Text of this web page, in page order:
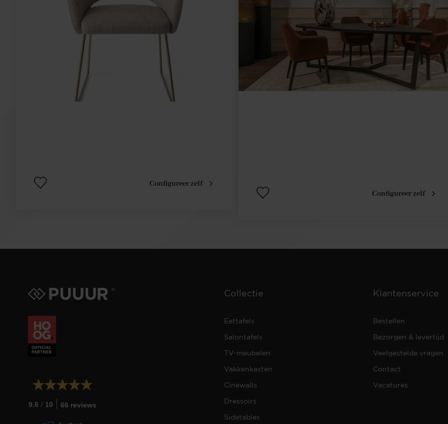
Configureer zelf
Configureer zelf
9.6 / 10 66 reviews
Collectie
Eettafels
Salontafels
TV-meubelen
Vakkenkasten
Cinewalls
Dressoirs
Sidetables
Klantenservice
Bestellen
Bezorgen & levertijd
Veelgestelde vragen
Contact
Vacatures